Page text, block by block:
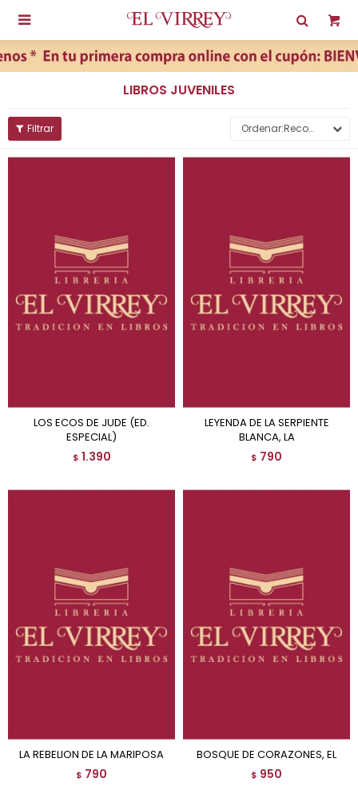

LIBROS JUVENILES
Recomendados
LOS ECOS DE JUDE (ED.
ESPECIAL)
$ 1.390
LEYENDA DE LA SERPIENTE
BLANCA, LA
$ 790
LA REBELION DE LA MARIPOSA
$ 790
BOSQUE DE CORAZONES, EL
$ 950